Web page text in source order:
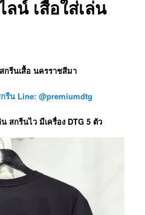
น์ เสื้อใส่เล่น
กรีนเสื้อ นครราชสีมา
รีน Line: @premiumdtg
สกรีนไว มีเครื่อง DTG 5 ตัว